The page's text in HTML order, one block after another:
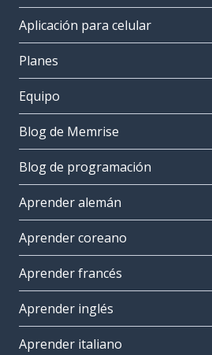
Aplicación para celular
Planes
Equipo
Blog de Memrise
Blog de programación
Aprender alemán
Aprender coreano
Aprender francés
Aprender inglés
Aprender italiano